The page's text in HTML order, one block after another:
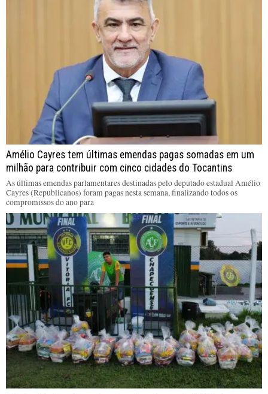
Amélio Cayres tem últimas emendas pagas somadas em um
milhão para contribuir com cinco cidades do Tocantins
As últimas emendas parlamentares destinadas pelo deputado estadual Amélio
Cayres (Republicanos) foram pagas nesta semana, finalizando todos os
compromissos do ano para